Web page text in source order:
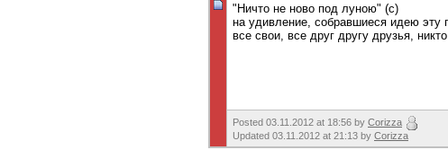
"Ничто не ново под луною" (с)
на удивление, собравшиеся идею эту
все свои, все друг другу друзья,
Posted 03.11.2012 at 18:56 by Corizza
Updated 03.11.2012 at 21:13 by Corizza